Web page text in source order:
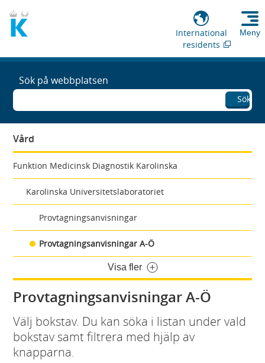
International
residents
Meny
Sök på webbplatsen
Sök
Vård
Funktion Medicinsk Diagnostik Karolinska
Karolinska Universitetslaboratoriet
Provtagningsanvisningar
Provtagningsanvisningar A-Ö
Visa fler
Provtagningsanvisningar A-Ö
Välj bokstav. Du kan söka i listan under vald
bokstav samt filtrera med hjälp av
knapparna.